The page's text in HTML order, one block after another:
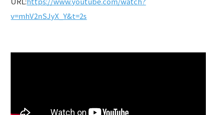
v=mhV2nSJyX_Y&t=2s